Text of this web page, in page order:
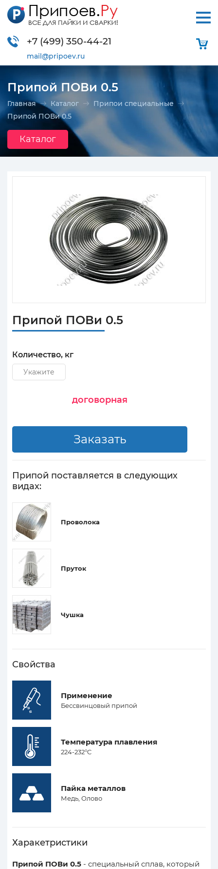
+7 (499) 350-44-21
mail@pripoev.ru
Припой ПОВи 0.5
Главная Каталог
Припои специальные
Припой ПОВи 0.5
Каталог
Припой ПОВи 0.5
Количество, кг
договорная
Припой поставляется в следующих
видах:
Проволока
Пруток
Чушка
Свойства
Применение
Бессвинцовый припой
Температура плавления
224-232°C
Пайка металлов
Медь, Олово
Харакетристики
Припой ПОВи 0.5 - специальный сплав, который